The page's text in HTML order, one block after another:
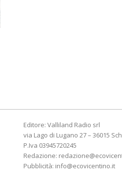
Editore: Valliland Radio srl
via Lago di Lugano 27 – 36015
P.Iva 03945720245
Redazione:
Pubblicità: info@ecovicentino.it